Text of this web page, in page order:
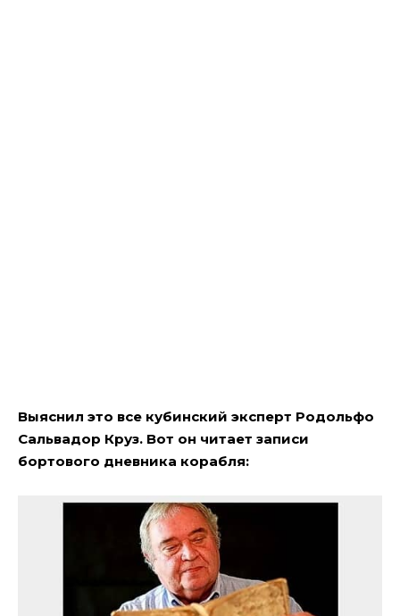
Выяснил это все кубинский эксперт Родольфо
Сальвадор Круз. Вот он читает записи
бортового дневника корабля: